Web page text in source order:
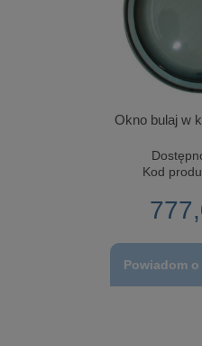
Okno bulaj w
Kod
Powiadom